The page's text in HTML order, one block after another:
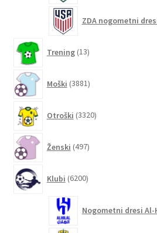
ZDA nogometni
Trening 13izdelkov
Moški 3881izdelkov
Otroški 3320izdelkov
Ženski 497izdelkov
Klubi 6200izdelkov
Nogometni dresi